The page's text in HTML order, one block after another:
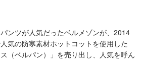
ンツが人気だったベルメゾンが、2014
気の防寒素材ホットコットを使用した
（ベルパン）」を売り出し、人気を呼ん